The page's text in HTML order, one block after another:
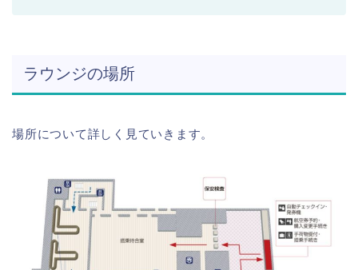
ラウンジの場所
場所について詳しく見ていきます。